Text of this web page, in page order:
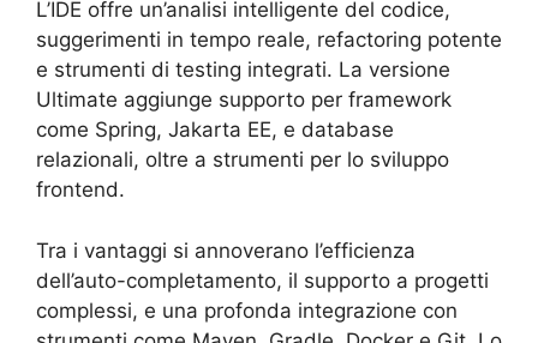
L’IDE offre un’analisi intelligente del codice,
suggerimenti in tempo reale, refactoring potente
e strumenti di testing integrati. La versione
Ultimate aggiunge supporto per framework
come Spring, Jakarta EE, e database
relazionali, oltre a strumenti per lo sviluppo
frontend.
Tra i vantaggi si annoverano l’efficienza
dell’auto-completamento, il supporto a progetti
complessi, e una profonda integrazione con